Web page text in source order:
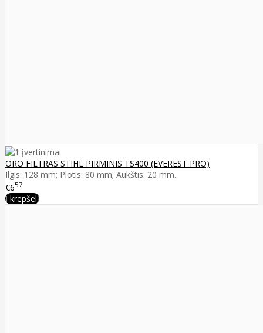
ORO FILTRAS STIHL PIRMINIS TS400 (EVEREST PRO)
Ilgis: 128 mm; Plotis: 80 mm; Aukštis: 20 mm..
€657
Į krepšelį